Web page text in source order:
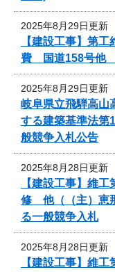
2025年8月29日更新
【建設工事】第
費 国道158号他
2025年8月29日更新
岐阜県立飛騨高山
する建築基準法第
般競争入札公告
2025年8月28日更新
【建設工事】維
修 他（（主）恵
る一般競争入札
2025年8月28日更新
【建設工事】維